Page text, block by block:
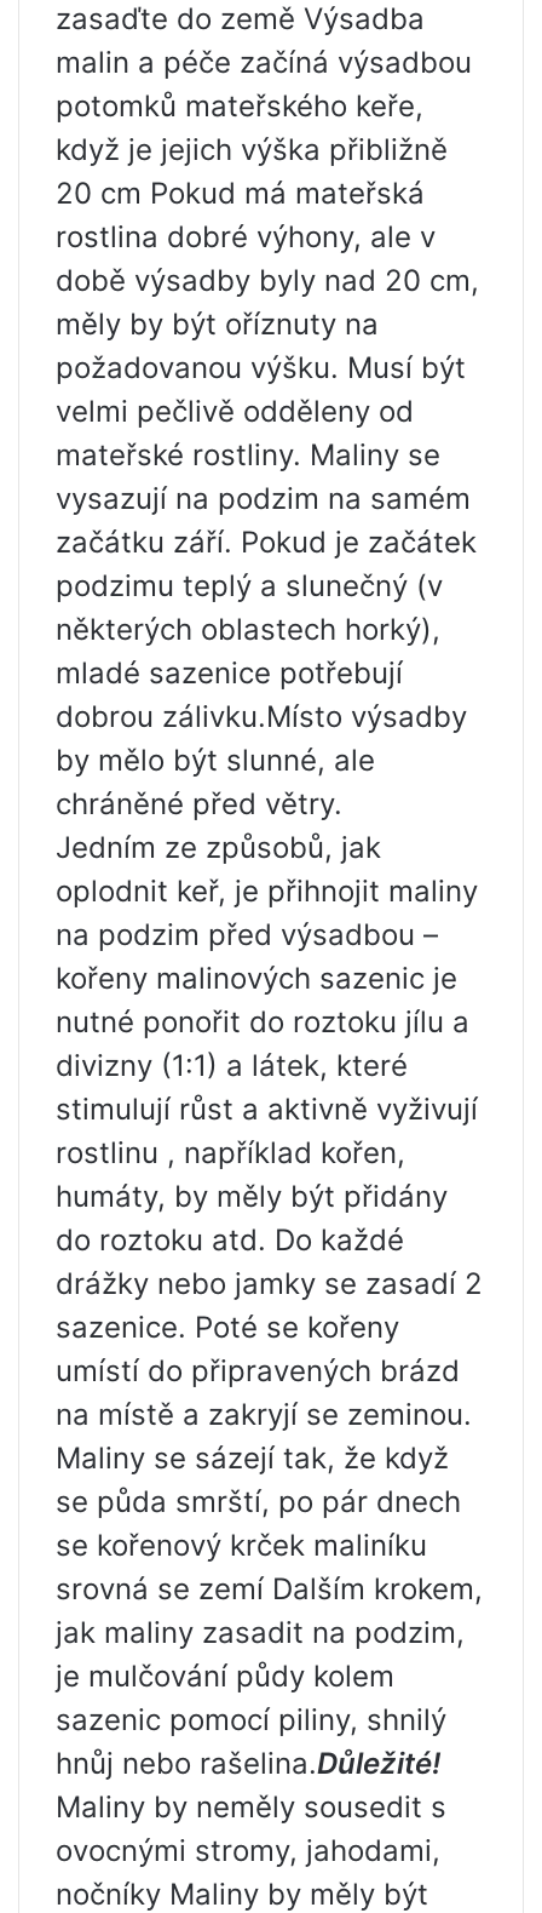
zasaďte do země Výsadba
malin a péče začíná výsadbou
potomků mateřského keře,
když je jejich výška přibližně
20 cm Pokud má mateřská
rostlina dobré výhony, ale v
době výsadby byly nad 20 cm,
měly by být oříznuty na
požadovanou výšku. Musí být
velmi pečlivě odděleny od
mateřské rostliny. Maliny se
vysazují na podzim na samém
začátku září. Pokud je začátek
podzimu teplý a slunečný (v
některých oblastech horký),
mladé sazenice potřebují
dobrou zálivku.Místo výsadby
by mělo být slunné, ale
chráněné před větry.
Jedním ze způsobů, jak
oplodnit keř, je přihnojit maliny
na podzim před výsadbou –
kořeny malinových sazenic je
nutné ponořit do roztoku jílu a
divizny (1:1) a látek, které
stimulují růst a aktivně vyživují
rostlinu , například kořen,
humáty, by měly být přidány
do roztoku atd. Do každé
drážky nebo jamky se zasadí 2
sazenice. Poté se kořeny
umístí do připravených brázd
na místě a zakryjí se zeminou.
Maliny se sázejí tak, že když
se půda smrští, po pár dnech
se kořenový krček maliníku
srovná se zemí Dalším krokem,
jak maliny zasadit na podzim,
je mulčování půdy kolem
sazenic pomocí piliny, shnilý
hnůj nebo rašelina.Důležité!
Maliny by neměly sousedit s
ovocnými stromy, jahodami,
nočníky Maliny by měly být